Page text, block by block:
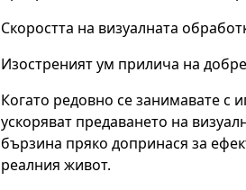
Скоростта на визуалната
Изостреният ум прилича на
Когато редовно се занимавате с
ускоряват предаването на
бързина пряко допринася за
реалния живот.